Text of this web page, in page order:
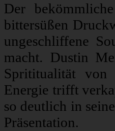
Der
bittersüßen
ungeschliffene
macht. Dustin
Sprititualität
Energie trifft
so deutlich in
Präsentation.